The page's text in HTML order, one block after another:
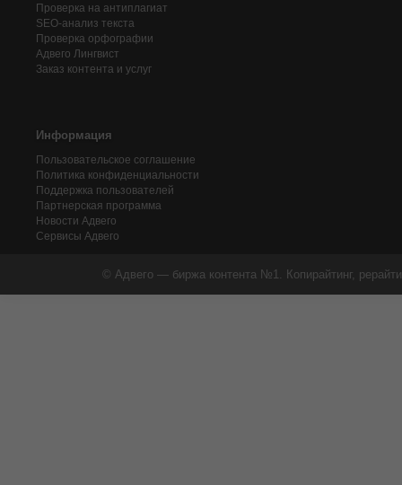
Проверка на антиплагиат
SEO-анализ текста
Проверка орфографии
Адвего Лингвист
Заказ контента и услуг
Информация
Пользовательское соглашение
Политика конфиденциальности
Поддержка пользователей
Партнерская программа
Новости Адвего
Сервисы Адвего
© Адвего — биржа контента №1. Копирайтинг,